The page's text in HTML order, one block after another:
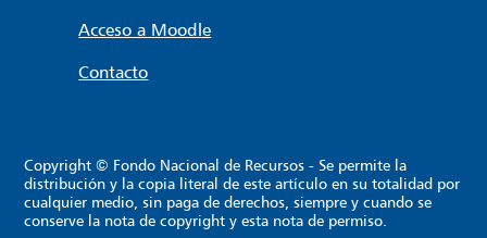
Acceso a Moodle
Contacto
Copyright © Fondo Nacional de Recursos - Se permite la
distribución y la copia literal de este artículo en su totalidad por
cualquier medio, sin paga de derechos, siempre y cuando se
conserve la nota de copyright y esta nota de permiso.